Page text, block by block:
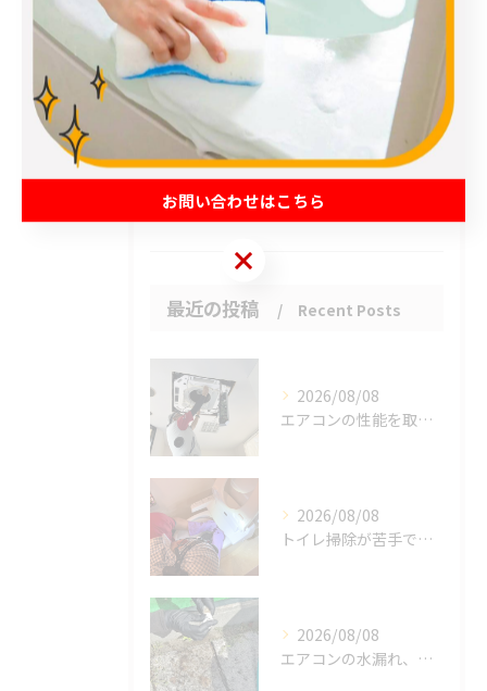
エアコン
春日部市のハウスクリーニング
草加市のハウスクリーニング
松伏町のハウスクリーニング
吉川市のハウスクリーニング
お客様の声
最近の投稿 Recent Posts
2026/08/08
エアコンの性能を取り戻しませんか？
2026/08/08
トイレ掃除が苦手でも、効率的にできる方法をご紹介します。
2026/08/08
エアコンの水漏れ、心配ですよね。
お問い合わせはこちら
お問い合わせはこちら